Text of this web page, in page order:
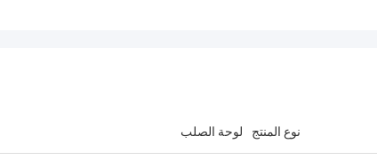
نوع المنتج لوحة الصلب